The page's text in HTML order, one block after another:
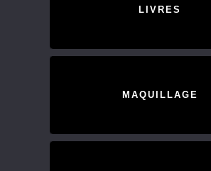
LIVRES
MAQUILLAGE